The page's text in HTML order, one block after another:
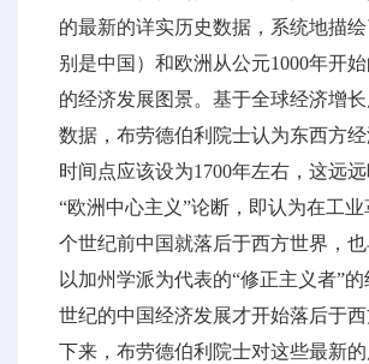
的最新的详实历史数据，系统地描
别是中国）和欧洲从公元1000年开
的经济发展图景。基于全球经济增
数据，布劳德伯利院士认为东西方
时间点应该设为1700年左右，这远
“欧洲中心主义”论断，即认为在工
个世纪前中国就落后于西方世界，
以加州学派为代表的“修正主义者”
世纪的中国经济发展才开始落后于
下来，布劳德伯利院士对这些最新